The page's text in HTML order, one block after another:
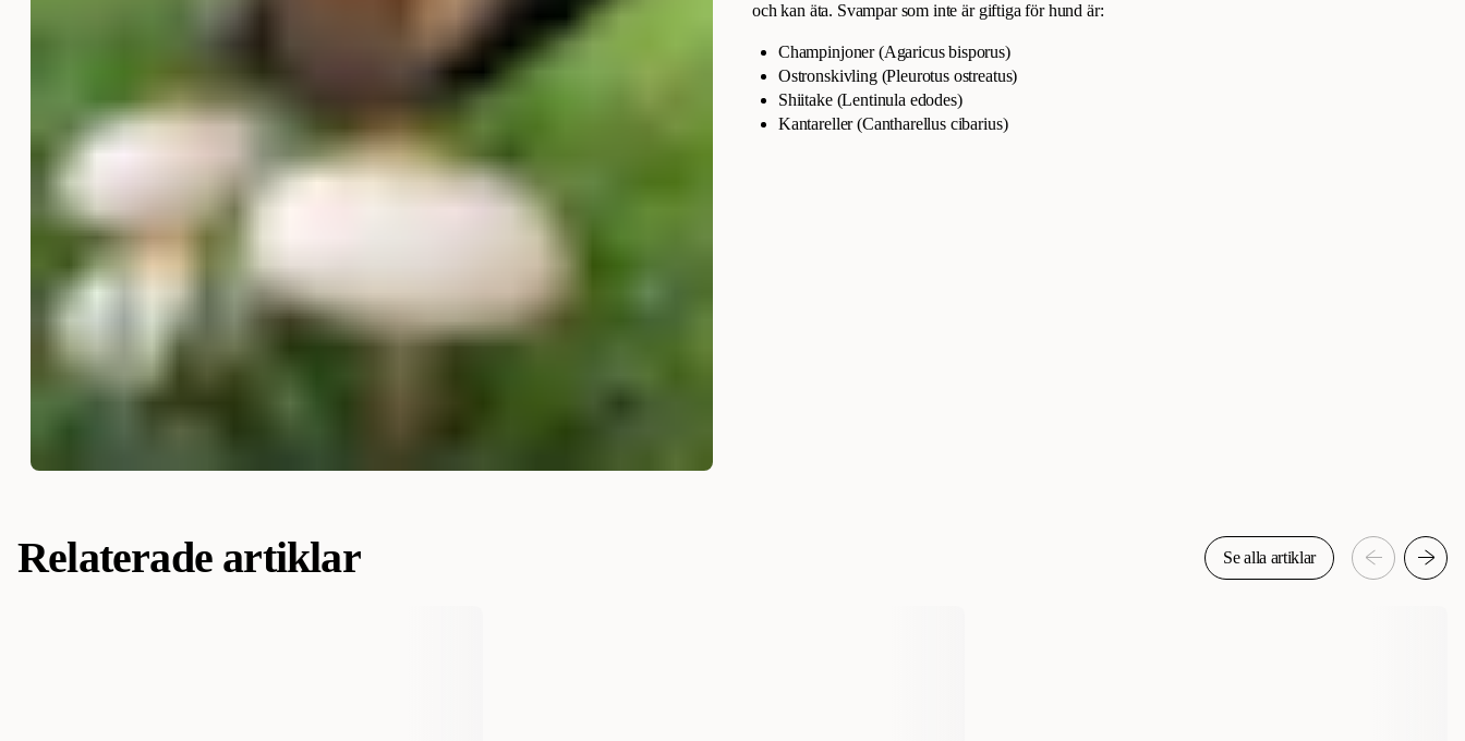
och kan äta. Svampar som inte är giftiga för hund är:
Champinjoner (Agaricus bisporus)
Ostronskivling (Pleurotus ostreatus)
Shiitake (Lentinula edodes)
Kantareller (Cantharellus cibarius)
Relaterade artiklar Se alla artiklar